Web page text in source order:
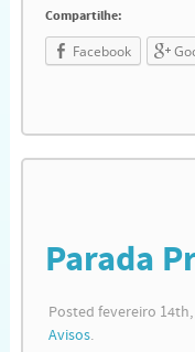
Compartilhe:
Facebook
Parada
Posted fevereiro 14th,
Avisos.